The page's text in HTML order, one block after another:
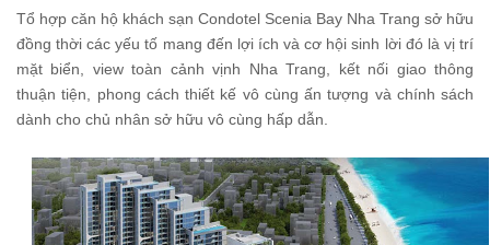
Tổ hợp căn hộ khách sạn Condotel Scenia Bay Nha Trang sở hữu
đồng thời các yếu tố mang đến lợi ích và cơ hội sinh lời đó là vị trí
mặt biển, view toàn cảnh vịnh Nha Trang, kết nối giao thông
thuận tiện, phong cách thiết kế vô cùng ấn tượng và chính sách
dành cho chủ nhân sở hữu vô cùng hấp dẫn.